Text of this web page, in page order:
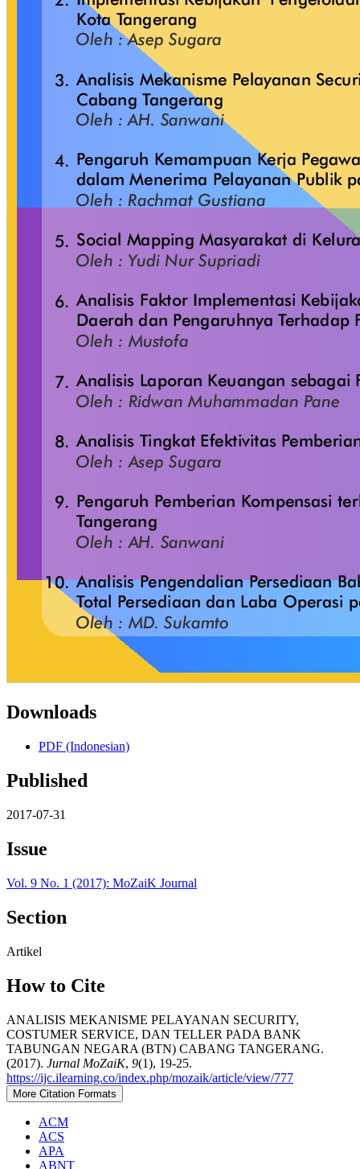
Downloads
PDF (Indonesian)
Published
2017-07-31
Issue
Vol. 9 No. 1 (2017): MoZaiK Journal
Section
Artikel
How to Cite
ANALISIS MEKANISME PELAYANAN SECURITY,
COSTUMER SERVICE, DAN TELLER PADA BANK
TABUNGAN NEGARA (BTN) CABANG TANGERANG.
(2017). Jurnal MoZaiK, 9(1), 19-25.
https://ijc.ilearning.co/index.php/mozaik/article/view/777
More Citation Formats
ACM
ACS
APA
ABNT